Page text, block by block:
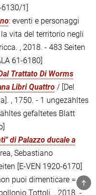
1]
: eventi e personaggi
vita del territorio negli
, 2018. - 483 Seiten
61-6180]
Trattato Di Worms
Libri Quattro / [Del
, 1750. - 1 ungezähltes
gefaltetes Blatt
di Palazzo ducale a
Sebastiano
[E-VEN 1920-6170]
puoi dimenticare = the
Tottoli. , 2018. -
TOP